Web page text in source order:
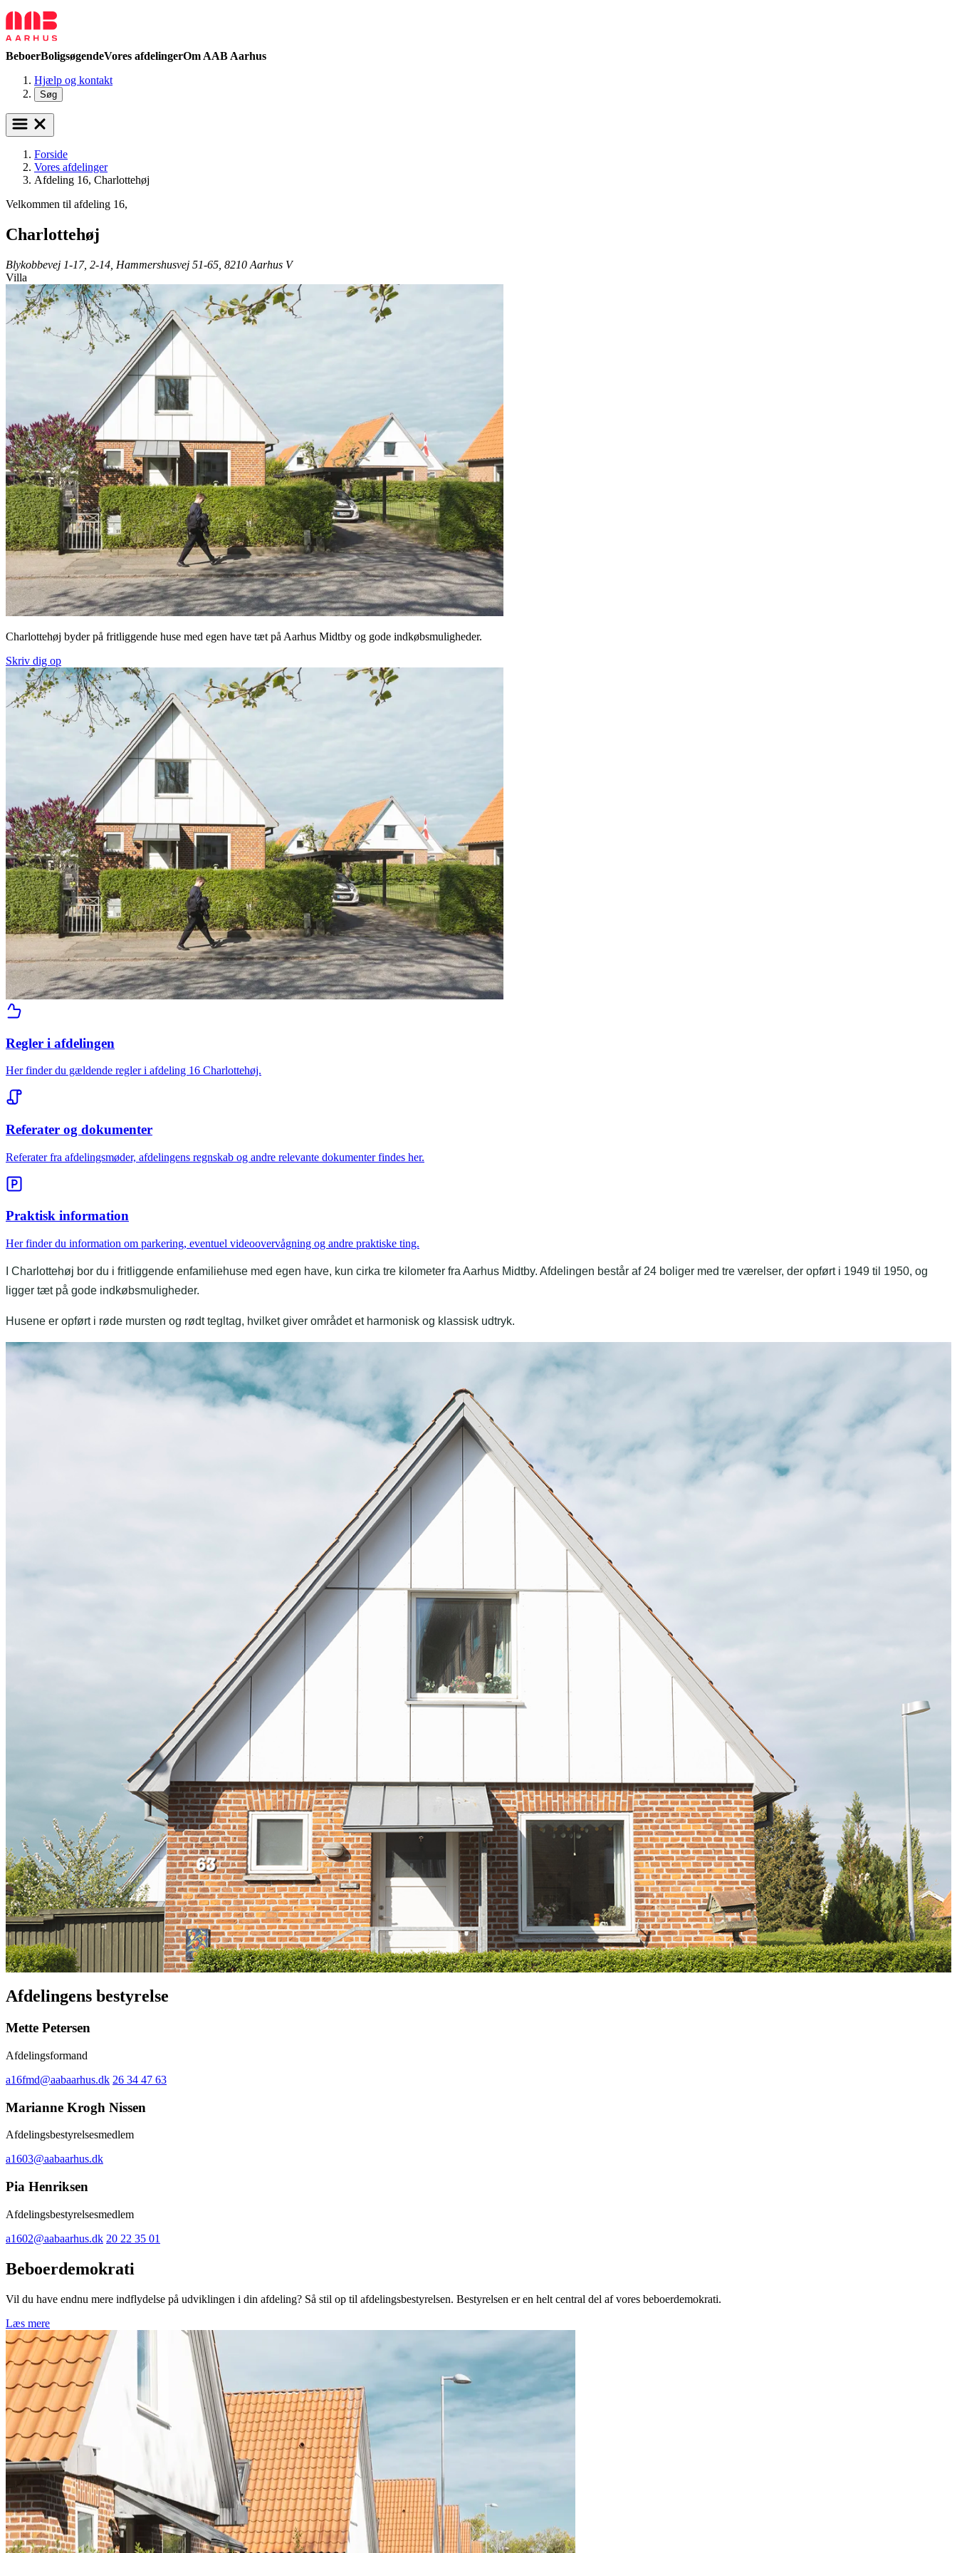
BeboerBoligsøgendeVores afdelingerOm AAB Aarhus
Hjælp og kontakt
Søg
Forside
Vores afdelinger
Afdeling 16, Charlottehøj
Velkommen til afdeling 16,
Charlottehøj
Blykobbevej 1-17, 2-14, Hammershusvej 51-65, 8210 Aarhus V
Villa
Charlottehøj byder på fritliggende huse med egen have tæt på Aarhus Midtby og gode indkøbsmuligheder.
Skriv dig op
Regler i afdelingen
Her finder du gældende regler i afdeling 16 Charlottehøj.
Referater og dokumenter
Referater fra afdelingsmøder, afdelingens regnskab og andre relevante dokumenter findes her.
Praktisk information
Her finder du information om parkering, eventuel videoovervågning og andre praktiske ting.
I Charlottehøj bor du i fritliggende enfamiliehuse med egen have, kun cirka tre kilometer fra Aarhus Midtby. Afdelingen består af 24 boliger med tre værelser, der opført i 1949 til 1950, og
ligger tæt på gode indkøbsmuligheder.
Husene er opført i røde mursten og rødt tegltag, hvilket giver området et harmonisk og klassisk udtryk.
Afdelingens bestyrelse
Mette Petersen
Afdelingsformand
a16fmd@aabaarhus.dk 26 34 47 63
Marianne Krogh Nissen
Afdelingsbestyrelsesmedlem
a1603@aabaarhus.dk
Pia Henriksen
Afdelingsbestyrelsesmedlem
a1602@aabaarhus.dk 20 22 35 01
Beboerdemokrati
Vil du have endnu mere indflydelse på udviklingen i din afdeling? Så stil op til afdelingsbestyrelsen. Bestyrelsen er en helt central del af vores beboerdemokrati.
Læs mere